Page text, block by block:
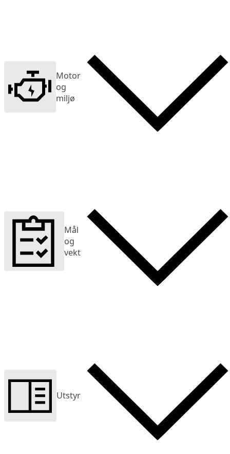
Motor
og
miljø
Mål
og
vekt
Utstyr